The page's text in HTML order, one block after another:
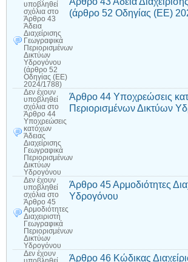
υποβληθεί
σχόλια στο
Άρθρο 43
Άδεια
Διαχείρισης
Γεωγραφικά
Περιορισμένων
Δικτύων
Υδρογόνου
(άρθρο 52
Οδηγίας (ΕΕ)
2024/1788)
(άρθρο 52 Οδηγίας (ΕΕ)
Δεν έχουν
υποβληθεί
σχόλια στο
Άρθρο 44
Υποχρεώσεις
κατόχων
Άδειας
Διαχείρισης
Γεωγραφικά
Περιορισμένων
Δικτύων
Υδρογόνου
Άρθρο 44 Υποχρεώσεις
Περιορισμένων Δικτύων
Δεν έχουν
υποβληθεί
σχόλια στο
Άρθρο 45
Αρμοδιότητες
Διαχειριστή
Γεωγραφικά
Περιορισμένων
Δικτύων
Υδρογόνου
Άρθρο 45 Αρμοδιότητες
Υδρογόνου
Δεν έχουν
υποβληθεί
Άρθρο 46 Κώδικας